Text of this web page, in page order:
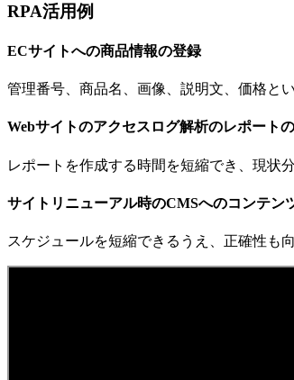
RPA活用例
ECサイトへの商品情報の登録
管理番号、商品名、画像、説明文、価格と
Webサイトのアクセスログ解析のレポート
レポートを作成する時間を短縮でき、現状
サイトリニューアル時のCMSへのコンテン
スケジュールを短縮できるうえ、正確性も